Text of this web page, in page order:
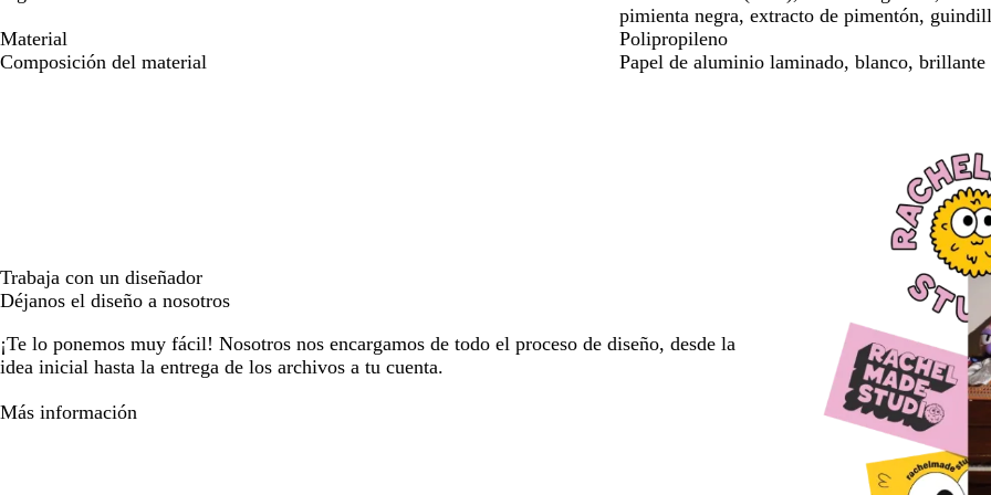
pimienta negra, extracto de pimentón,
Material
Polipropileno
Composición del material
Papel de aluminio laminado, blanco, brillante
Trabaja con un diseñador
Déjanos el diseño a nosotros
¡Te lo ponemos muy fácil! Nosotros nos encargamos de todo el proceso de diseño, desde la
idea inicial hasta la entrega de los archivos a tu cuenta.
Más información